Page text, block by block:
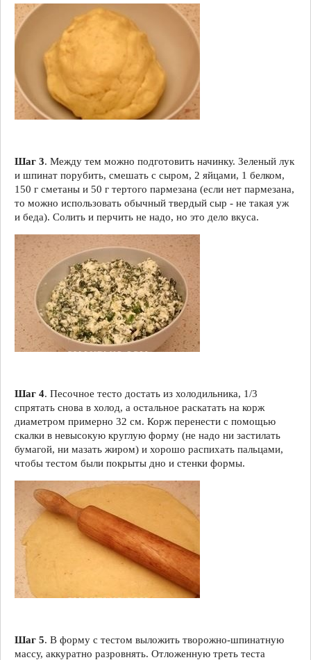
Шаг 3. Между тем можно подготовить начинку. Зеленый лук
и шпинат порубить, смешать с сыром, 2 яйцами, 1 белком,
150 г сметаны и 50 г тертого пармезана (если нет пармезана,
то можно использовать обычный твердый сыр - не такая уж
и беда). Солить и перчить не надо, но это дело вкуса.
Шаг 4. Песочное тесто достать из холодильника, 1/3
спрятать снова в холод, а остальное раскатать на корж
диаметром примерно 32 см. Корж перенести с помощью
скалки в невысокую круглую форму (не надо ни застилать
бумагой, ни мазать жиром) и хорошо распихать пальцами,
чтобы тестом были покрыты дно и стенки формы.
Шаг 5. В форму с тестом выложить творожно-шпинатную
массу, аккуратно разровнять. Отложенную треть теста